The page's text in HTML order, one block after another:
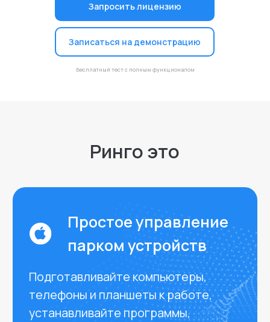
Записаться на демонстрацию
Запросить лицензию
Бесплатный тест с полным функционалом
Ринго это
Простое управление
создавайте учетные записи,
реализуйте корпоративные